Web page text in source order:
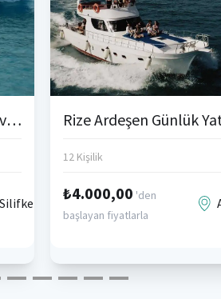
Mersin Boğsak Özel Gezi ve Olta Balık Turları
Silifke
12 Kişilik
₺4.000,00 'den
başlayan fiyatlarla